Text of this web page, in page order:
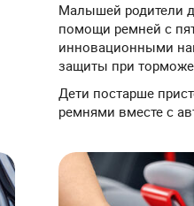
Малышей родители
помощи ремней с
инновационными
защиты при
Дети постарше
ремнями вместе с